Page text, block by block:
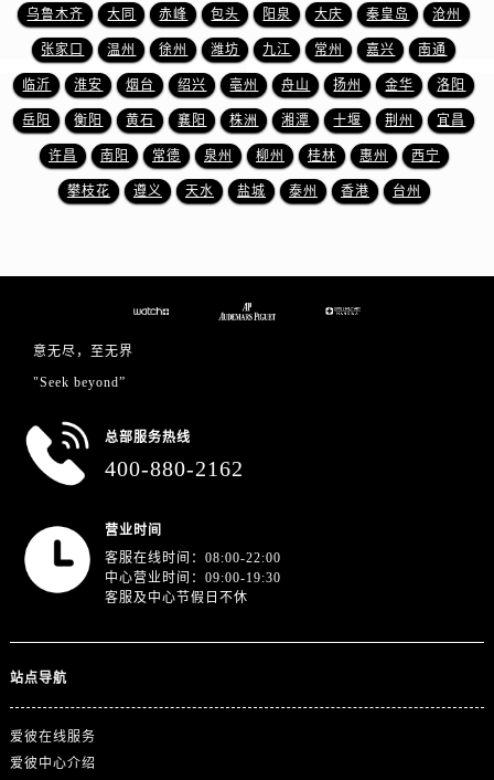
江苏省淮安市清江浦区淮海北路爱彼售后服务中心（需提前预约）
江苏省连云港市海州区通灌北路爱彼售后服务中心（需提前预约）
江苏省南京市秦淮区中山南路1号南京中心22层22-C1-C3室爱彼售后服务中心（需提前预约）
江苏省宿迁市宿城区西湖路爱彼售后服务中心（需提前预约）
江苏省泰州市海陵区永定东路399号置地商务中心东塔（华润万象城）17层1706室爱彼售后服务中心（需提前预约）
江苏省徐州市鼓楼区淮海东路29号苏宁广场IFC国际金融中心35层3508室爱彼售后服务中心（需提前预约）
乌鲁木齐 大同 赤峰 包头 阳泉 大庆 秦皇岛 沧州
张家口 温州 徐州 潍坊 九江 常州 嘉兴 南通
临沂 淮安 烟台 绍兴 亳州 舟山 扬州 金华 洛阳
岳阳 衡阳 黄石 襄阳 株洲 湘潭 十堰 荆州 宜昌
许昌 南阳 常德 泉州 柳州 桂林 惠州 西宁
攀枝花 遵义 天水 盐城 泰州 香港 台州
意无尽，至无界
"Seek beyond”
总部服务热线
400-880-2162
营业时间
客服在线时间：08:00-22:00
中心营业时间：09:00-19:30
客服及中心节假日不休
站点导航
爱彼在线服务
爱彼中心介绍